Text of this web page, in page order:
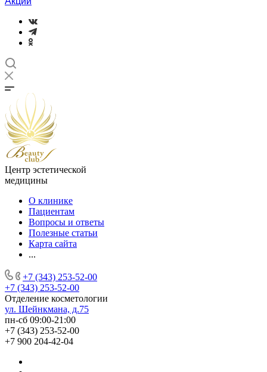
Центр эстетической
медицины
О клинике
Пациентам
Вопросы и ответы
Полезные статьи
Карта сайта
...
+7 (343) 253-52-00
+7 (343) 253-52-00
Отделение косметологии
ул. Шейнкмана, д.75
пн-сб 09:00-21:00
+7 (343) 253-52-00
+7 900 204-42-04